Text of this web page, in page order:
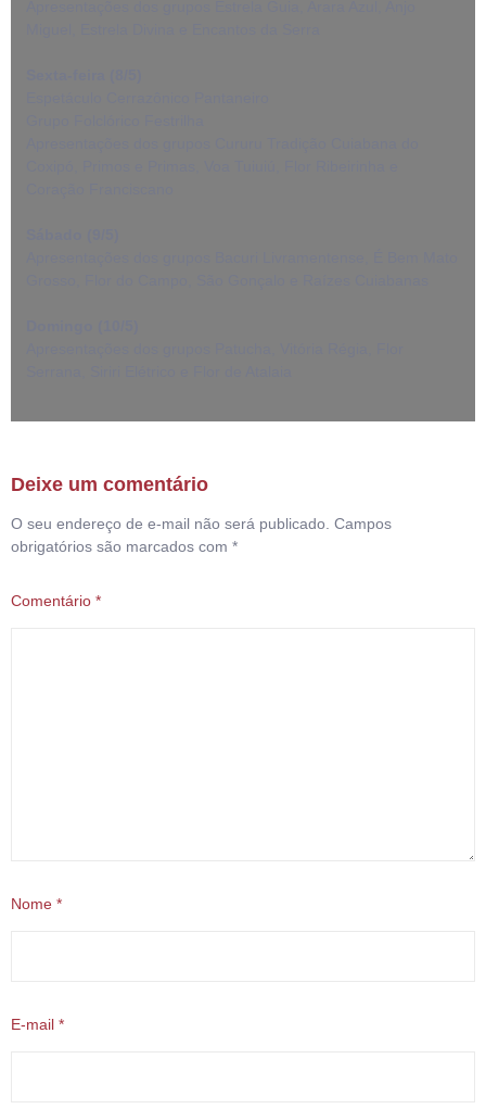
Deixe um comentário
O seu endereço de e-mail não será publicado. Campos
obrigatórios são marcados com *
Comentário *
Nome *
E-mail *